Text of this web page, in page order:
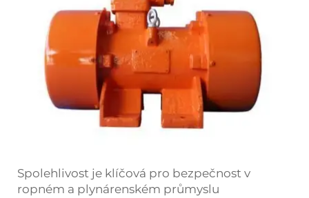
Spolehlivost je klíčová pro bezpečnost v
ropném a plynárenském průmyslu